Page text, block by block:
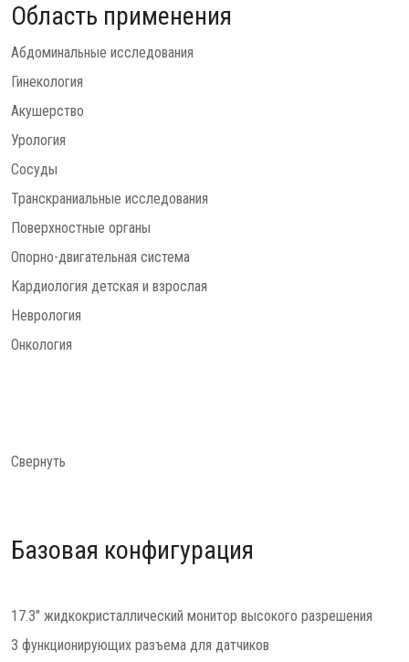
Область применения
Абдоминальные исследования
Гинекология
Акушерство
Урология
Сосуды
Транскраниальные исследования
Поверхностные органы
Опорно-двигательная система
Кардиология детская и взрослая
Неврология
Онкология
Свернуть
Базовая конфигурация
17.3" жидкокристаллический монитор высокого разрешения
3 функционирующих разъема для датчиков